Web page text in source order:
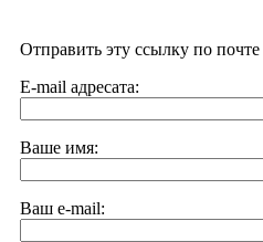
Отправить эту ссылку по почте
E-mail адресата:
Ваше имя:
Ваш e-mail: